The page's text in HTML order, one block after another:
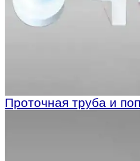
Проточная труба и